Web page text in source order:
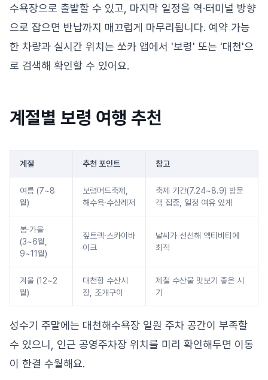
수욕장으로 출발할 수 있고, 마지막 일정을 역·터미널 방향
으로 잡으면 반납까지 매끄럽게 마무리됩니다. 예약 가능
한 차량과 실시간 위치는 쏘카 앱에서 '보령' 또는 '대천'으
로 검색해 확인할 수 있어요.
계절별 보령 여행 추천
계절 추천 포인트 참고
여름 (7~8
월)
보령머드축제,
해수욕·수상레저
축제 기간(7.24~8.9) 방문
객 집중, 일정 여유 있게
봄·가을
(3~6월,
9~11월)
짚트랙·스카이바
이크
날씨가 선선해 액티비티에
최적
겨울 (12~2
월)
대천항 수산시
장, 조개구이
제철 수산물 맛보기 좋은 시
기
성수기 주말에는 대천해수욕장 일원 주차 공간이 부족할
수 있으니, 인근 공영주차장 위치를 미리 확인해두면 이동
이 한결 수월해요.